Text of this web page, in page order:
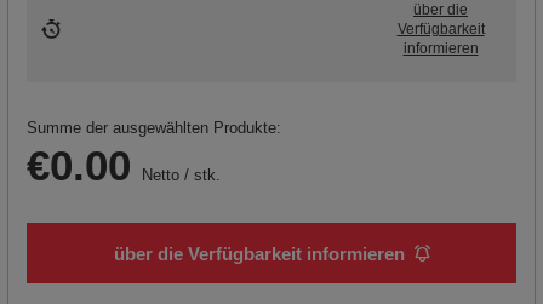
über die
Verfügbarkeit
informieren
Summe der ausgewählten Produkte:
€0.00 Netto / stk.
über die Verfügbarkeit informieren